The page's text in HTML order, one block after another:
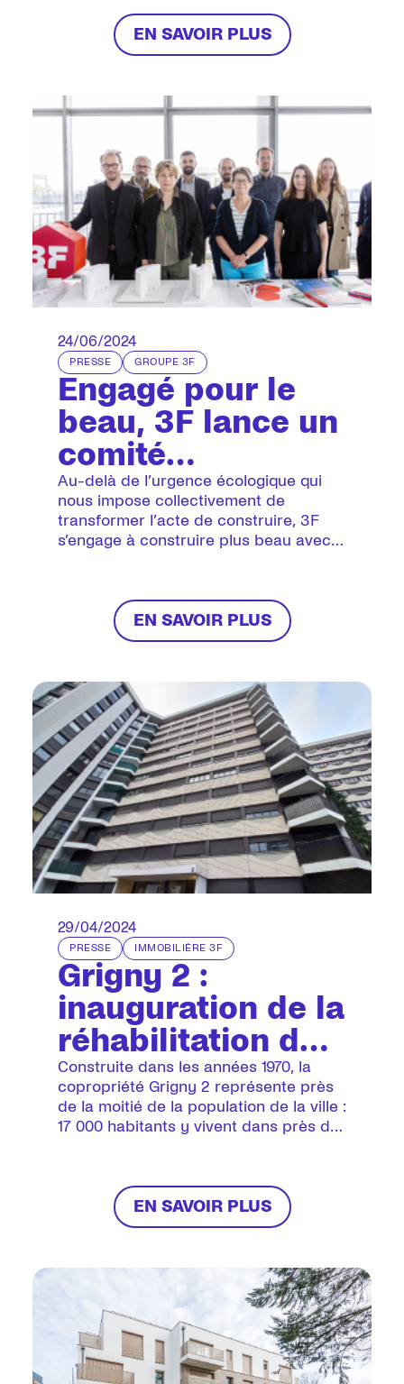
de 3F Occitanie
EN SAVOIR PLUS
24/06/2024
PRESSE GROUPE 3F
Engagé pour le
beau, 3F lance un
comité
scientifique
Au-delà de l’urgence écologique qui
nous impose collectivement de
transformer l’acte de construire, 3F
s’engage à construire plus beau avec
EN SAVOIR PLUS
29/04/2024
PRESSE IMMOBILIÈRE 3F
Grigny 2 :
inauguration de la
réhabilitation de
la copropriété Les
Sablons
Construite dans les années 1970, la
copropriété Grigny 2 représente près
de la moitié de la population de la ville :
17 000 habitants y vivent dans près de
EN SAVOIR PLUS